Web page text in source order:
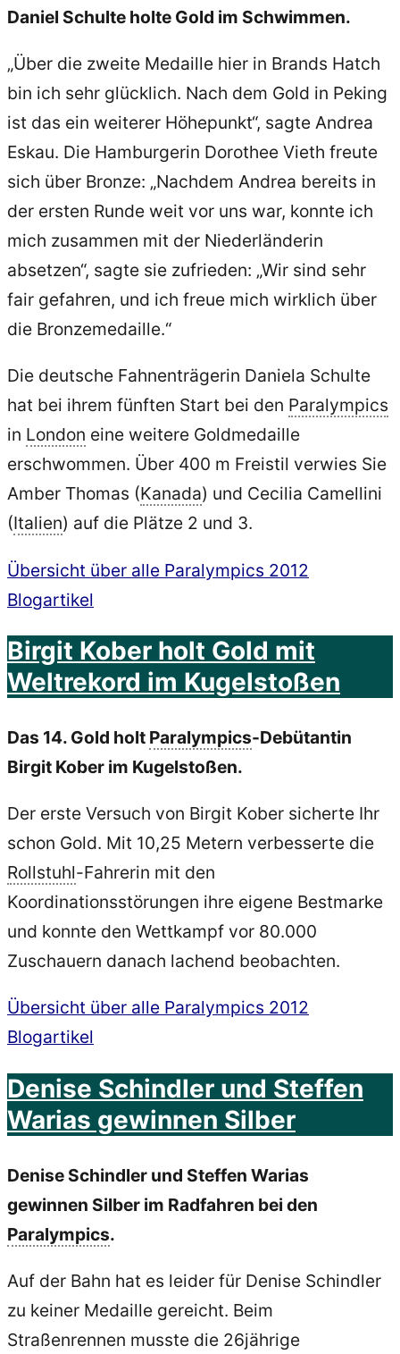
Daniel Schulte holte Gold im Schwimmen.
„Über die zweite Medaille hier in Brands Hatch
bin ich sehr glücklich. Nach dem Gold in Peking
ist das ein weiterer Höhepunkt“, sagte Andrea
Eskau. Die Hamburgerin Dorothee Vieth freute
sich über Bronze: „Nachdem Andrea bereits in
der ersten Runde weit vor uns war, konnte ich
mich zusammen mit der Niederländerin
absetzen“, sagte sie zufrieden: „Wir sind sehr
fair gefahren, und ich freue mich wirklich über
die Bronzemedaille.“
Die deutsche Fahnenträgerin Daniela Schulte
hat bei ihrem fünften Start bei den Paralympics
in London eine weitere Goldmedaille
erschwommen. Über 400 m Freistil verwies Sie
Amber Thomas (Kanada) und Cecilia Camellini
(Italien) auf die Plätze 2 und 3.
Übersicht über alle Paralympics 2012
Blogartikel
Birgit Kober holt Gold mit
Weltrekord im Kugelstoßen
Das 14. Gold holt Paralympics-Debütantin
Birgit Kober im Kugelstoßen.
Der erste Versuch von Birgit Kober sicherte Ihr
schon Gold. Mit 10,25 Metern verbesserte die
Rollstuhl-Fahrerin mit den
Koordinationsstörungen ihre eigene Bestmarke
und konnte den Wettkampf vor 80.000
Zuschauern danach lachend beobachten.
Übersicht über alle Paralympics 2012
Blogartikel
Denise Schindler und Steffen
Warias gewinnen Silber
Denise Schindler und Steffen Warias
gewinnen Silber im Radfahren bei den
Paralympics.
Auf der Bahn hat es leider für Denise Schindler
zu keiner Medaille gereicht. Beim
Straßenrennen musste die 26jährige